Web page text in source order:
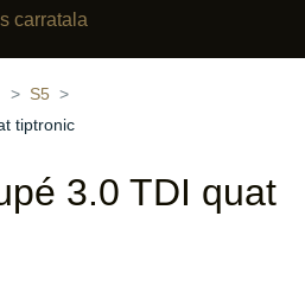
S5
tiptronic
3.0 TDI quat